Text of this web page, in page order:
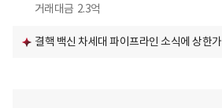
거래대금 2.3억
결핵 백신 차세대 파이프라인 소식에 상한가